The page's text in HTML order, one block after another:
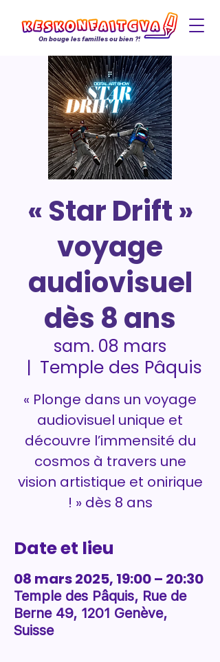
On bouge les familles ou bien ?!
« Star Drift »
voyage
audiovisuel
dès 8 ans
sam. 08 mars
  |
Temple des Pâquis
« Plonge dans un voyage
audiovisuel unique et
découvre l’immensité du
cosmos à travers une
vision artistique et onirique
! » dès 8 ans
Date et lieu
08 mars 2025, 19:00 – 20:30
Temple des Pâquis, Rue de
Berne 49, 1201 Genève,
Suisse